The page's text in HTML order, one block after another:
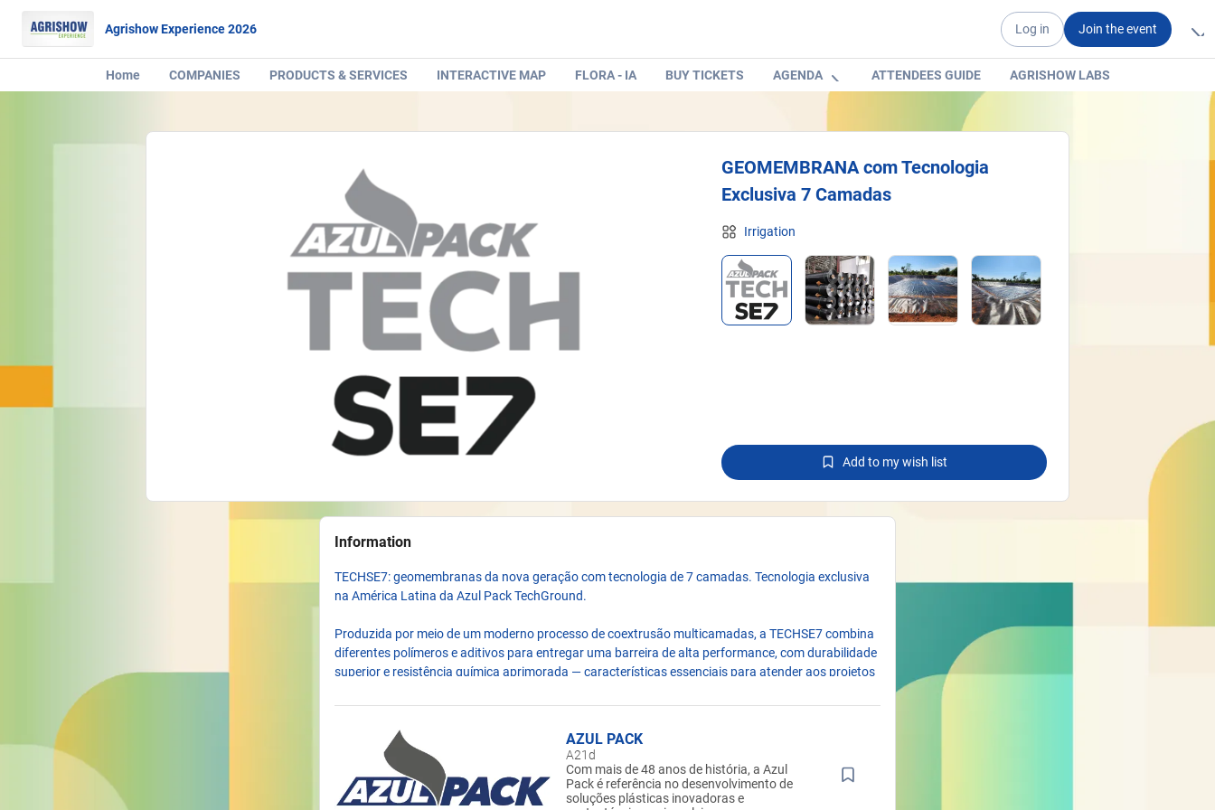
Agrishow Experience 2026 Log in Join the event
Home COMPANIES PRODUCTS & SERVICES INTERACTIVE MAP FLORA - IA BUY TICKETS AGENDA ATTENDEES GUIDE AGRISHOW LABS
GEOMEMBRANA com Tecnologia
Exclusiva 7 Camadas
Irrigation
Add to my wish list
Information
TECHSE7: geomembranas da nova geração com tecnologia de 7 camadas. Tecnologia exclusiva
na América Latina da Azul Pack TechGround.
Produzida por meio de um moderno processo de coextrusão multicamadas, a TECHSE7 combina
diferentes polímeros e aditivos para entregar uma barreira de alta performance, com durabilidade
superior e resistência química aprimorada — características essenciais para atender aos projetos
Mais do que uma evolução técnica, a tecnologia de 7 camadas possibilita combinações únicas de
materiais e propriedades. Entre as principais soluções estão:
• Barreira a Gases (EVOH): maior resistência à permeabilidade de compostos agressivos como
metano e CO₂;
AZUL PACK
A21d
Com mais de 48 anos de história, a Azul
Pack é referência no desenvolvimento de
soluções plásticas inovadoras e